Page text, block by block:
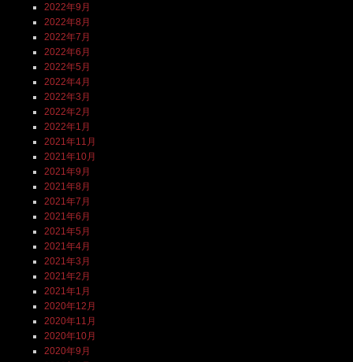
2022年9月
2022年8月
2022年7月
2022年6月
2022年5月
2022年4月
2022年3月
2022年2月
2022年1月
2021年11月
2021年10月
2021年9月
2021年8月
2021年7月
2021年6月
2021年5月
2021年4月
2021年3月
2021年2月
2021年1月
2020年12月
2020年11月
2020年10月
2020年9月